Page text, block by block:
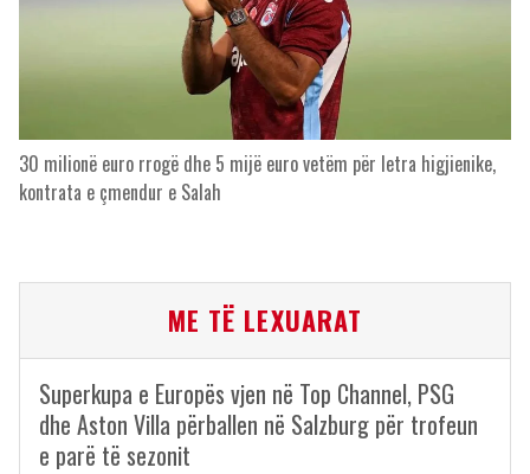
30 milionë euro rrogë dhe 5 mijë euro vetëm për letra higjienike,
kontrata e çmendur e Salah
ME TË LEXUARAT
Superkupa e Europës vjen në Top Channel, PSG
dhe Aston Villa përballen në Salzburg për trofeun
e parë të sezonit